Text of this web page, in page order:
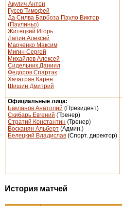
Акулич Антон
Гусев Тимофей
Да Силва Барбоза Пауло Виктор
(Паулиньо)
Житецкий Игорь
Лапин Алексей
Марченко Максим
Мигин Сергей
Михайлов Алексей
Сидельник Даниил
Федоров Спартак
Хачатрян Карен
Шишин Дмитрий
Официальные лица:
Бакланов Анатолий (Президент)
Скибарь Евгений (Тренер)
Стратий Константин (Тренер)
Восканян Альберт (Админ.)
Белецкий Владислав (Спорт. директор)
История матчей